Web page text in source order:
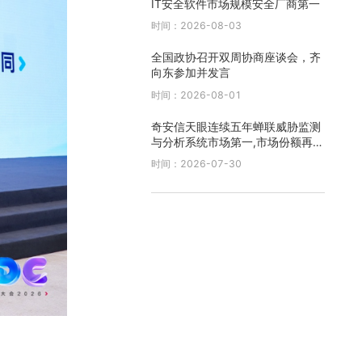
IT安全软件市场规模安全厂商第一
时间：2026-08-03
全国政协召开双周协商座谈会，齐
向东参加并发言
时间：2026-08-01
奇安信天眼连续五年蝉联威胁监测
与分析系统市场第一,市场份额再创
新高
时间：2026-07-30